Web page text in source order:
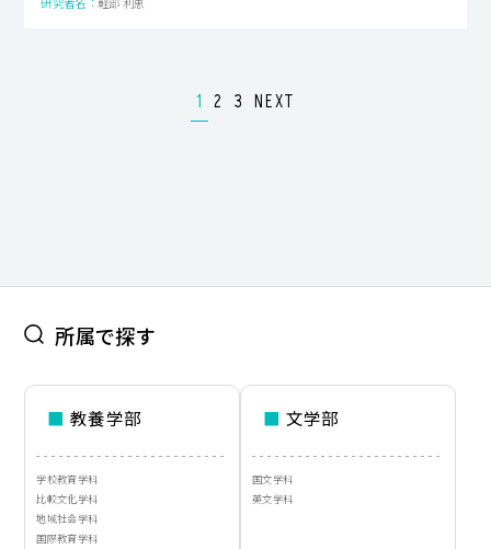
1 2 3 NEXT
所属で探す
■ 教養学部
学校教育学科
比較文化学科
地域社会学科
国際教育学科
■ 文学部
国文学科
英文学科